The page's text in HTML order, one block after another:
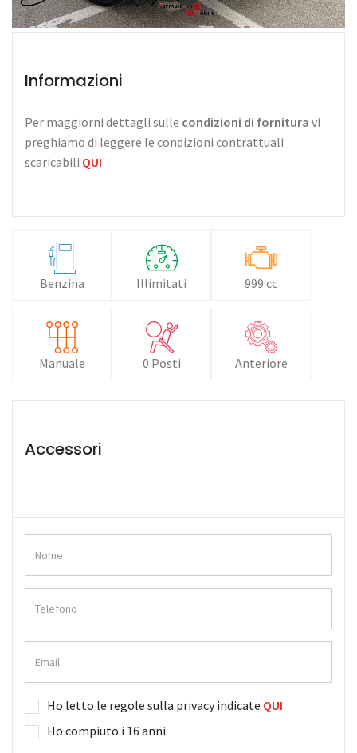
Informazioni
Per maggiorni dettagli sulle condizioni di fornitura vi
preghiamo di leggere le condizioni contrattuali
scaricabili QUI
Benzina Illimitati 999 cc
Manuale 0 Posti Anteriore
Accessori
Ho letto le regole sulla privacy indicate QUI
Ho compiuto i 16 anni